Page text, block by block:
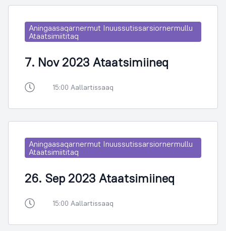
Aningaasaqarnermut Inuussutissarsiornermullu
Ataatsimiititaq
7. Nov 2023 Ataatsimiineq
15:00 Aallartissaaq
Aningaasaqarnermut Inuussutissarsiornermullu
Ataatsimiititaq
26. Sep 2023 Ataatsimiineq
15:00 Aallartissaaq